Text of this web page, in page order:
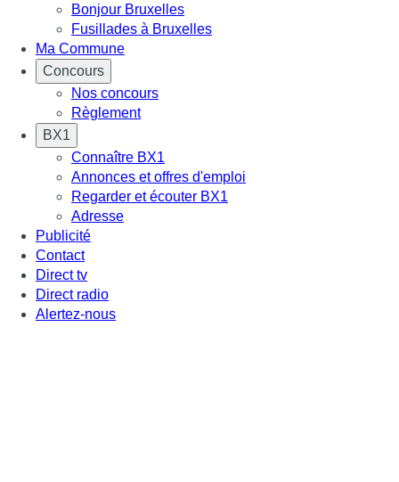
Bonjour Bruxelles
Fusillades à Bruxelles
Ma Commune
Concours
Nos concours
Règlement
BX1
Connaître BX1
Annonces et offres d'emploi
Regarder et écouter BX1
Adresse
Publicité
Contact
Direct tv
Direct radio
Alertez-nous